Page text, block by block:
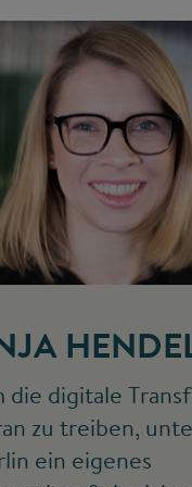
die digitale
zu treiben,
ein eigenes